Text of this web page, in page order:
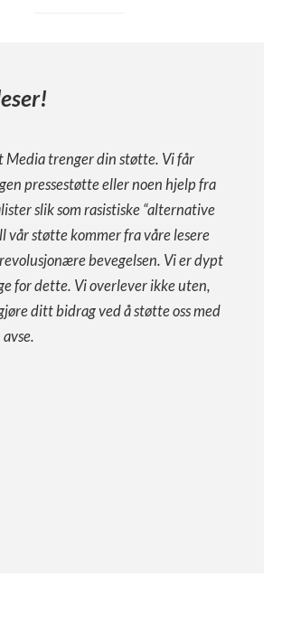
Media trenger din støtte. Vi får
pressestøtte eller noen hjelp fra
slik som rasistiske “alternative
vår støtte kommer fra våre lesere
bevegelsen. Vi er dypt
for dette. Vi overlever ikke uten,
ditt bidrag ved å støtte oss med